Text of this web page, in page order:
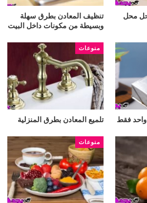
محل
تنظيف المعادن بطرق سهلة
وبسيطة من مكونات داخل البيت
واحد فقط
منوعات
تلميع المعادن بطرق المنزلية
منوعات